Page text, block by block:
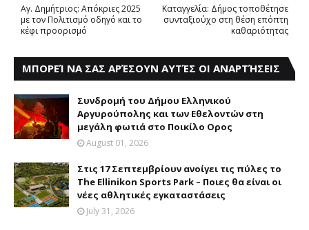
Καταγγελία: Δήμος τοποθέτησε
συνταξιούχο στη θέση επόπτη
καθαριότητας
Αγ. Δημήτριος: Απόκριες 2025
με τον Πολιτισμό οδηγό και το
κέφι προορισμό
ΜΠΟΡΕΊ ΝΑ ΣΑΣ ΑΡΈΣΟΥΝ ΑΥΤΈΣ ΟΙ ΑΝΑΡΤΉΣΕΙΣ
Συνδρομή του Δήμου Eλληνικού
Aργυρούπολης και των Eθελοντών στη
μεγάλη φωτιά στο Ποικίλο Oρος
August 01, 2026
Στις 17 Σεπτεμβρίουν ανοίγει τις πύλες το
The Ellinikon Sports Park – Ποιες θα είναι οι
νέες αθλητικές εγκαταστάσεις
July 31, 2026